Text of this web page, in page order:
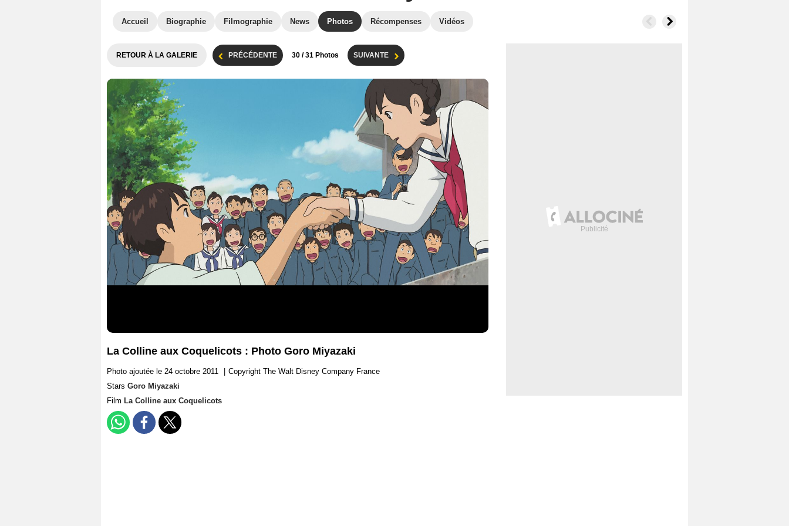
Accueil Biographie Filmographie News Photos Récompenses Vidéos
RETOUR À LA GALERIE PRÉCÉDENTE 30 / 31 Photos SUIVANTE
La Colline aux Coquelicots : Photo Goro Miyazaki
Photo ajoutée le 24 octobre 2011
Copyright The Walt Disney Company France
Stars Goro Miyazaki
Film La Colline aux Coquelicots